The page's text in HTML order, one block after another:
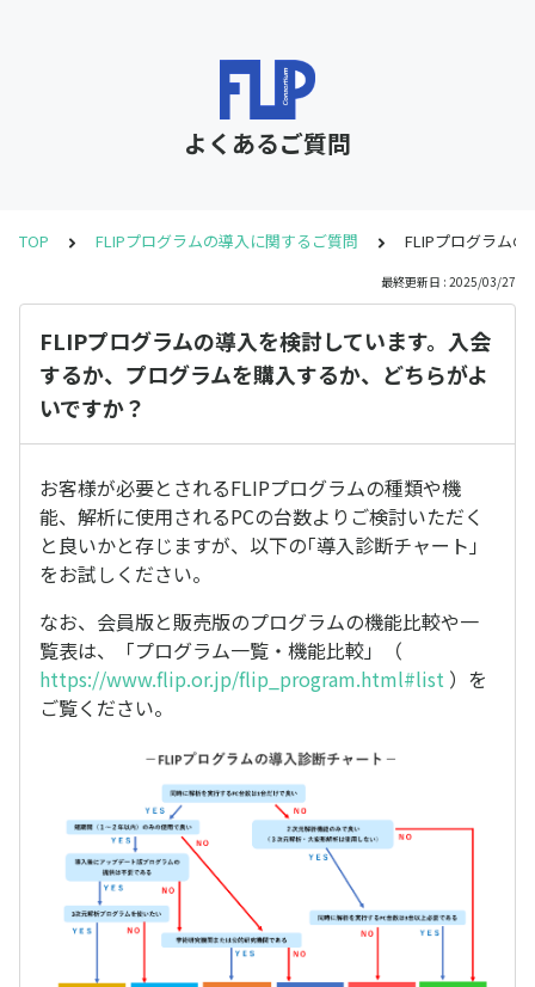
よくあるご質問
TOP FLIPプログラムの導入に関するご質問 FLIPプログラム
最終更新日 : 2025/03/27
FLIPプログラムの導入を検討しています。入会
するか、プログラムを購入するか、どちらがよ
いですか？
お客様が必要とされるFLIPプログラムの種類や機
能、解析に使用されるPCの台数よりご検討いただく
と良いかと存じますが、以下の｢導入診断チャート｣
をお試しください。
なお、会員版と販売版のプログラムの機能比較や一
覧表は、「プログラム一覧・機能比較」（
https://www.flip.or.jp/flip_program.html#list ）を
ご覧ください。